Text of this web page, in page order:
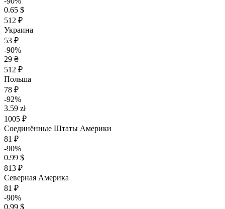
0.65 $
512 ₽
Украина
53 ₽
-90%
29 ₴
512 ₽
Польша
78 ₽
-92%
3.59 zł
1005 ₽
Соединённые Штаты Америки
81 ₽
-90%
0.99 $
813 ₽
Северная Америка
81 ₽
-90%
0.99 $